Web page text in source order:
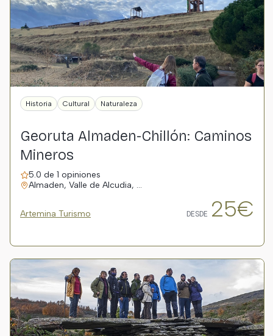
Historia Cultural Naturaleza
Georuta Almaden-Chillón: Caminos
Mineros
5.0 de 1 opiniones
Almaden, Valle de Alcudia, …
Artemina Turismo DESDE 25€